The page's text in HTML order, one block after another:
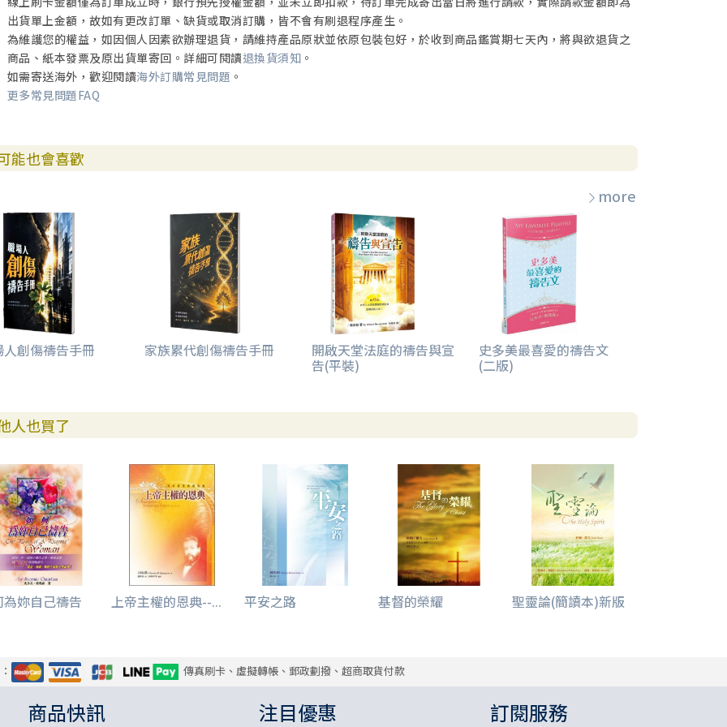
出貨單上金額，故如有更改訂單、缺貨或取消訂購，皆不會有刷退程序產生。
為維護您的權益，如因個人因素欲辦理退貨，請維持產品原狀並依原包裝包好，於收到商品鑑賞期七天內，將與欲退貨之
商品、紙本發票及原出貨單寄回。詳細可閱讀退換貨須知 。
如需寄送海外，歡迎閱讀海外訂購常見問題 。
更多常見問題FAQ
能也會喜歡
more
人創傷禱告手冊 家族累代創傷禱告手冊 開啟天堂法庭的禱告與宣
告(平裝)
史多美最喜愛的禱告文
(二版)
人也買了
為妳自己禱告 上帝主權的恩典--... 平安之路 基督的榮耀 聖靈論(簡讀本)新版
傳真刷卡、虛擬轉帳、郵政劃撥、超商取貨付款
商品快訊 注目優惠 訂閱服務